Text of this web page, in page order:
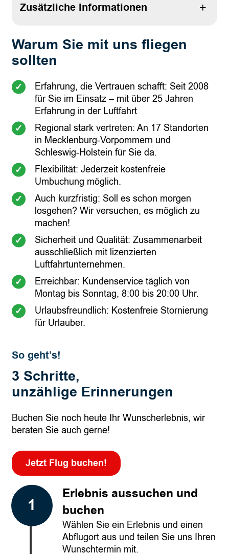
Zusätzliche Informationen
Attribute Wert
2 Personen, 3 Personen
Warum Sie mit uns fliegen
sollten
Erfahrung, die Vertrauen schafft: Seit 2008
für Sie im Einsatz – mit über 25 Jahren
Erfahrung in der Luftfahrt
Regional stark vertreten: An 17 Standorten
in Mecklenburg-Vorpommern und
Schleswig-Holstein für Sie da.
Flexibilität: Jederzeit kostenfreie
Umbuchung möglich.
Auch kurzfristig: Soll es schon morgen
losgehen? Wir versuchen, es möglich zu
machen!
Sicherheit und Qualität: Zusammenarbeit
ausschließlich mit lizenzierten
Luftfahrtunternehmen.
Erreichbar: Kundenservice täglich von
Montag bis Sonntag, 8:00 bis 20:00 Uhr.
Urlaubsfreundlich: Kostenfreie Stornierung
für Urlauber.
So geht’s!
3 Schritte,
unzählige Erinnerungen
Buchen Sie noch heute Ihr Wunscherlebnis, wir
beraten Sie auch gerne!
Jetzt Flug buchen!
Erlebnis aussuchen und
buchen
Wählen Sie ein Erlebnis und einen
Abflugort aus und teilen Sie uns Ihren
Wunschtermin mit.